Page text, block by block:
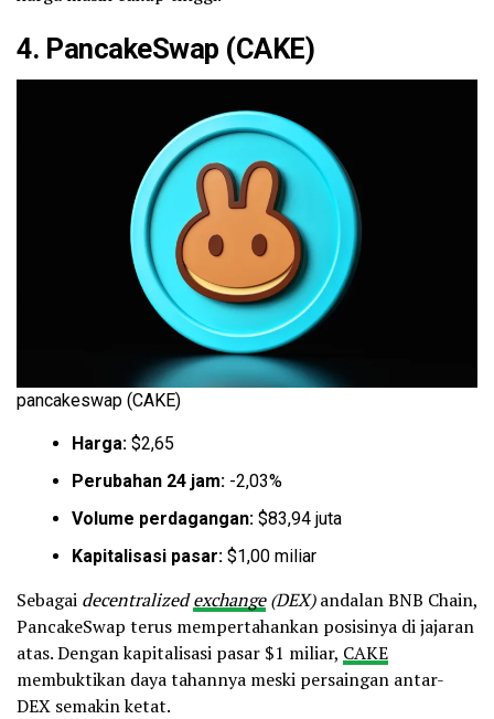
4. PancakeSwap (CAKE)
pancakeswap (CAKE)
Harga: $2,65
Perubahan 24 jam: -2,03%
Volume perdagangan: $83,94 juta
Kapitalisasi pasar: $1,00 miliar
Sebagai decentralizedexchange(DEX)andalan BNB Chain,
PancakeSwap terus mempertahankan posisinya di jajaran
atas. Dengan kapitalisasi pasar $1 miliar, CAKE
membuktikan daya tahannya meski persaingan antar-
DEX semakin ketat.